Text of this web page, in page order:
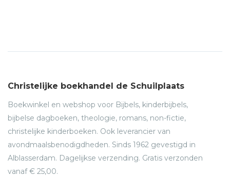
Christelijke boekhandel de Schuilplaats
Boekwinkel en webshop voor Bijbels, kinderbijbels,
bijbelse dagboeken, theologie, romans, non-fictie,
christelijke kinderboeken. Ook leverancier van
avondmaalsbenodigdheden. Sinds 1962 gevestigd in
Alblasserdam. Dagelijkse verzending. Gratis verzonden
vanaf € 25,00.